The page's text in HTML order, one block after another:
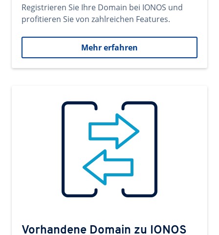
Registrieren Sie Ihre Domain bei IONOS und
profitieren Sie von zahlreichen Features.
Mehr erfahren
Vorhandene Domain zu IONOS